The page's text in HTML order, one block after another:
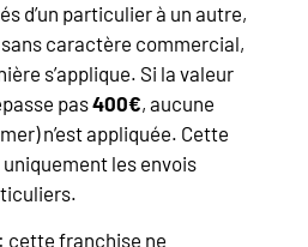
d’un particulier à un autre,
caractère commercial,
s’applique. Si la valeur
pas400€, aucune
n’est appliquée. Cette
les envois
cette franchise ne